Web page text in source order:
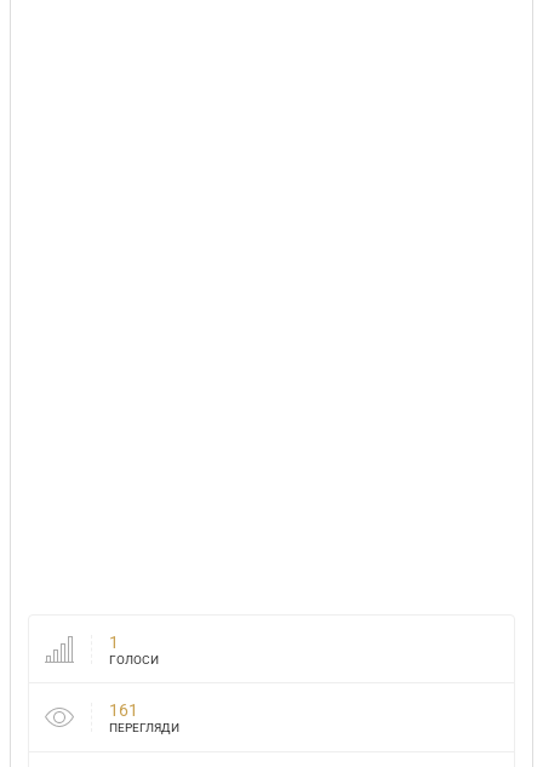
1
ГОЛОСИ
161
ПЕРЕГЛЯДИ